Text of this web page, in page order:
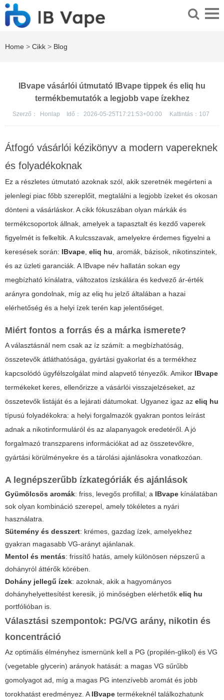
Home > Cikk > Blog
IBvape vásárlói útmutató IBvape tippek és eliq hu
termékbemutatók a legjobb vape ízekhez
Szerző： Honlap Idő： 2026-05-25T17:21:53+00:00 Kattintás： 107
Átfogó vásárlói kézikönyv a modern vapereknek
és folyadékoknak
Ez a részletes útmutató azoknak szól, akik szeretnék megérteni a
jelenlegi piac főbb szereplőit, megtalálni a legjobb ízeket és okosan
dönteni a vásárláskor. A cikk fókuszában olyan márkák és
termékcsoportok állnak, amelyek a tapasztalt és kezdő vaperek
figyelmét is felkeltik. A kulcsszavak, amelyekre érdemes figyelni a
keresések során: IBvape, eliq hu, aromák, bázisok, nikotinszintek,
és az üzleti garanciák. AIBvape név hallatán sokan egy
megbízható kínálatra, változatos ízskálára és kedvező ár-érték
arányra gondolnak, míg az eliq hu jelző általában a hazai
elérhetőség és a helyi ízek terén kap jelentőséget.
Miért fontos a forrás és a márka ismerete?
A választásnál nem csak az íz számít: a megbízhatóság,
összetevők átláthatósága, gyártási gyakorlat és a termékhez
kapcsolódó ügyfélszolgálat mind alapvető tényezők. Amikor IBvape
termékeket keres, ellenőrizze a vásárlói visszajelzéseket, az
összetevők listáját és a lejárati dátumokat. Ugyanez igaz az eliq hu
típusú folyadékokra: a helyi forgalmazók gyakran pontos leírást
adnak a nikotinformuláról és az alapanyagok eredetéről. A jó
forgalmazó transzparens információkat ad az összetevőkre,
gyártási körülményekre és a tárolási ajánlásokra vonatkozóan.
A legnépszerűbb ízkategóriák és ajánlások
Gyümölcsös aromák: friss, levegős profillal; a IBvape kínálatában
sok olyan kombináció szerepel, amely tökéletes a nyári
használatra.
Sütemény és desszert: krémes, gazdag ízek, amelyekhez
gyakran magasabb VG-arányt ajánlanak.
Mentol és mentás: frissítő hatás, amely különösen népszerű a
dohányról áttérők körében.
Dohány jellegű ízek: azoknak, akik a hagyományos
dohányhelyettesítést keresik, jó minőségben elérhetők eliq hu
portfólióban is.
Választási szempontok: PG/VG arány, nikotin és
koncentráció
Az optimális élményhez ismernünk kell a PG (propilén-glikol) és VG
(vegetable glycerin) arányok hatását: a magas VG sűrűbb
gomolyagot ad, míg a magas PG intenzívebb aromát és jobb
torokhatást eredményez. AIBvape termékeknél találkozhatunk